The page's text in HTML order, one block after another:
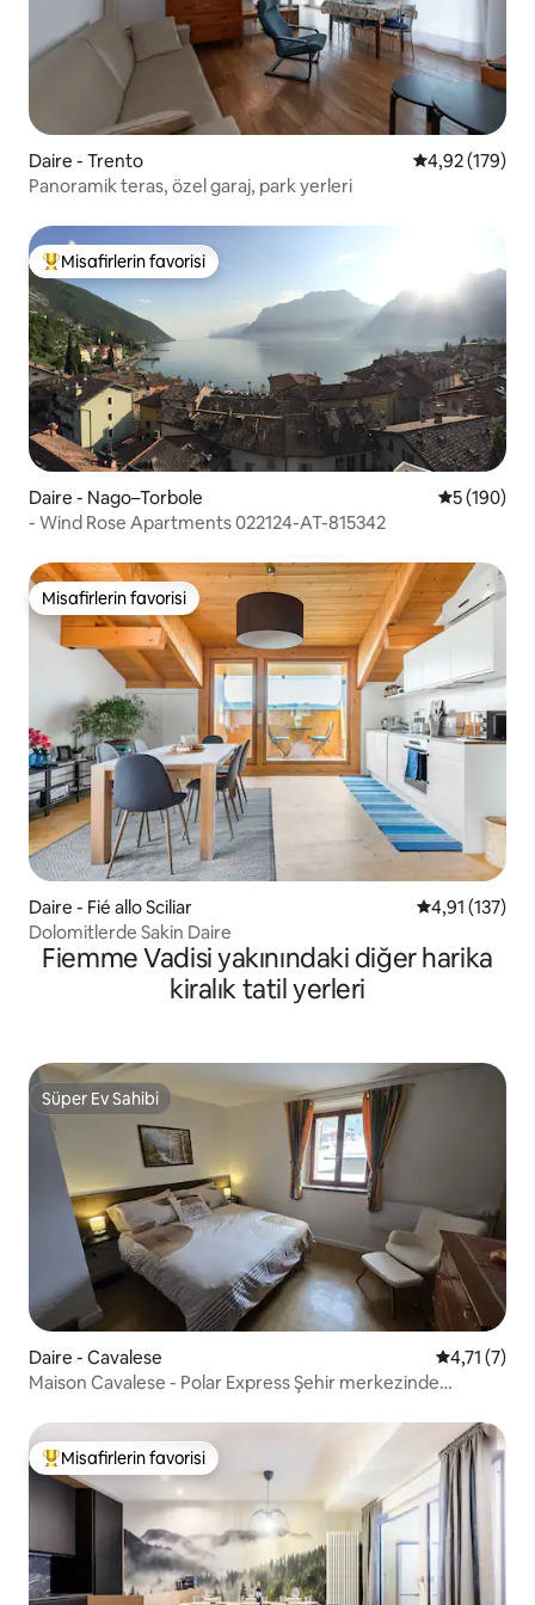
Daire - Trento 5 üzerinden
4,92 (179)
Panoramik teras, özel garaj, park yerleri
Misafirlerin favorilerinden en beğenilenler arasında
Misafirlerin favorisi
Daire - Nago–Torbole 55 (190)
- Wind Rose Apartments 022124-AT-815342
Misafirlerin favorisi
Misafirlerin favorisi
Daire - Fié allo Sciliar 5 üzerinden
4,91 (137)
Dolomitlerde Sakin Daire
Fiemme Vadisi yakınındaki diğer harika
kiralık tatil yerleri
Süper Ev Sahibi
Süper Ev Sahibi
Daire - Cavalese 54,71 (7)
Maison Cavalese - Polar Express Şehir merkezinde
Misafirlerin favorilerinden en beğenilenler arasında
Misafirlerin favorisi